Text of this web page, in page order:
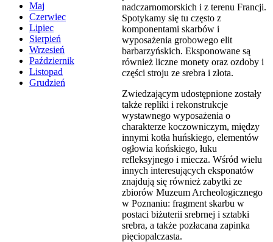
Maj
Czerwiec
Lipiec
Sierpień
Wrzesień
Październik
Listopad
Grudzień
nadczarnomorskich i z terenu Francji.
Spotykamy się tu często z
komponentami skarbów i
wyposażenia grobowego elit
barbarzyńskich. Eksponowane są
również liczne monety oraz ozdoby i
części stroju ze srebra i złota.
Zwiedzającym udostępnione zostały
także repliki i rekonstrukcje
wystawnego wyposażenia o
charakterze koczowniczym, między
innymi kotła huńskiego, elementów
ogłowia końskiego, łuku
refleksyjnego i miecza. Wśród wielu
innych interesujących eksponatów
znajdują się również zabytki ze
zbiorów Muzeum Archeologicznego
w Poznaniu: fragment skarbu w
postaci biżuterii srebrnej i sztabki
srebra, a także pozłacana zapinka
pięciopalczasta.